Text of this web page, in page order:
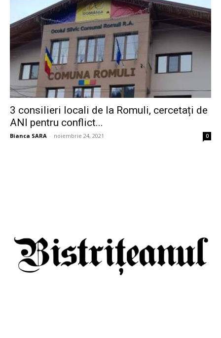
3 consilieri locali de la Romuli, cercetați de
ANI pentru conflict...
Bianca SARA - noiembrie 24, 2021 0